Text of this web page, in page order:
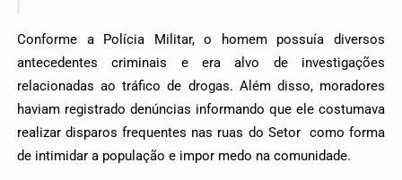
Conforme a Polícia Militar, o homem possuía diversos
antecedentes criminais e era alvo de investigações
relacionadas ao tráfico de drogas. Além disso, moradores
haviam registrado denúncias informando que ele costumava
realizar disparos frequentes nas ruas do Setor como forma
de intimidar a população e impor medo na comunidade.